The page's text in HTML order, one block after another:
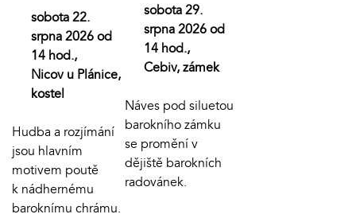
sobota 22.
srpna 2026 od
14 hod.,
Nicov u Plánice,
kostel
Hudba a rozjímání
jsou hlavním
motivem poutě
k nádhernému
baroknímu chrámu.
sobota 29.
srpna 2026 od
14 hod.,
Cebiv, zámek
Náves pod siluetou
barokního zámku
se promění v
dějiště barokních
radovánek.